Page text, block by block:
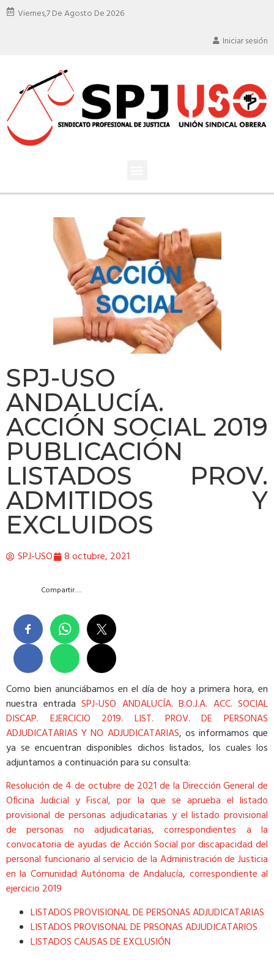
Viernes,7 De Agosto De 2026
Iniciar sesión
SPJ-USO
ANDALUCÍA.
ACCIÓN SOCIAL 2019
PUBLICACIÓN
LISTADOS PROV.
ADMITIDOS Y
EXCLUIDOS
SPJ-USO 8 octubre, 2021
Compartir….
Como bien anunciábamos en el día de hoy a primera hora, en
nuestra entrada SPJ-USO ANDALUCÍA. B.O.J.A. ACC. SOCIAL
DISCAP. EJERCICIO 2019. LIST. PROV. DE PERSONAS
ADJUDICATARIAS Y NO ADJUDICATARIAS, os informamos que
ya se encuentran disponibles dichos listados, los cuales los
adjuntamos a continuación para su consulta:
Resolución de 4 de octubre de 2021 de la Dirección General de
Oficina Judicial y Fiscal, por la que se aprueba el listado
provisional de personas adjudicatarias y el listado provisional
de personas no adjudicatarias, correspondientes a la
convocatoria de ayudas de Acción Social por discapacidad del
personal funcionario al servicio de la Administración de Justicia
en la Comunidad Autónoma de Andalucía, correspondiente al
ejercicio 2019
LISTADOS PROVISIONAL DE PERSONAS ADJUDICATARIAS
LISTADOS PROVISONAL DE PRSONAS ADJUDICATARIOS
LISTADOS CAUSAS DE EXCLUSIÓN